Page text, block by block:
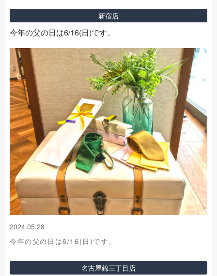
新宿店
今年の父の日は6/16(日)です。
2024.05.28
今年の父の日は6/16(日)です。
名古屋錦三丁目店